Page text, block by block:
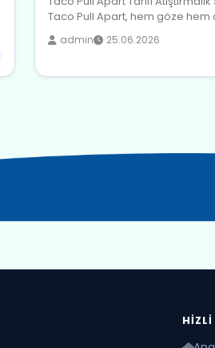
Taco Pull Apart, hem göze hem
admin 25.06.2026
HIZLI